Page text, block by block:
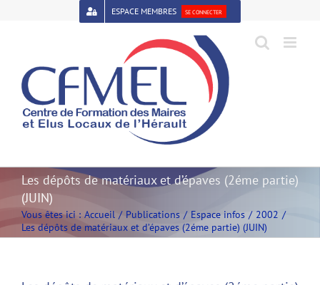
Open toolbar
ESPACE MEMBRES SE CONNECTER
Les dépôts de matériaux et d’épaves (2éme partie)
(JUIN)
Vous êtes ici : Accueil Publications Espace infos
2002
Les dépôts de matériaux et d’épaves (2éme partie) (JUIN)